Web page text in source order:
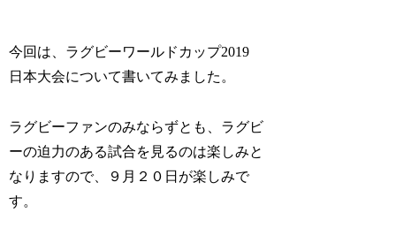
今回は、ラグビーワールドカップ2019
日本大会について書いてみました。
ラグビーファンのみならずとも、ラグビ
ーの迫力のある試合を見るのは楽しみと
なりますので、９月２０日が楽しみで
す。